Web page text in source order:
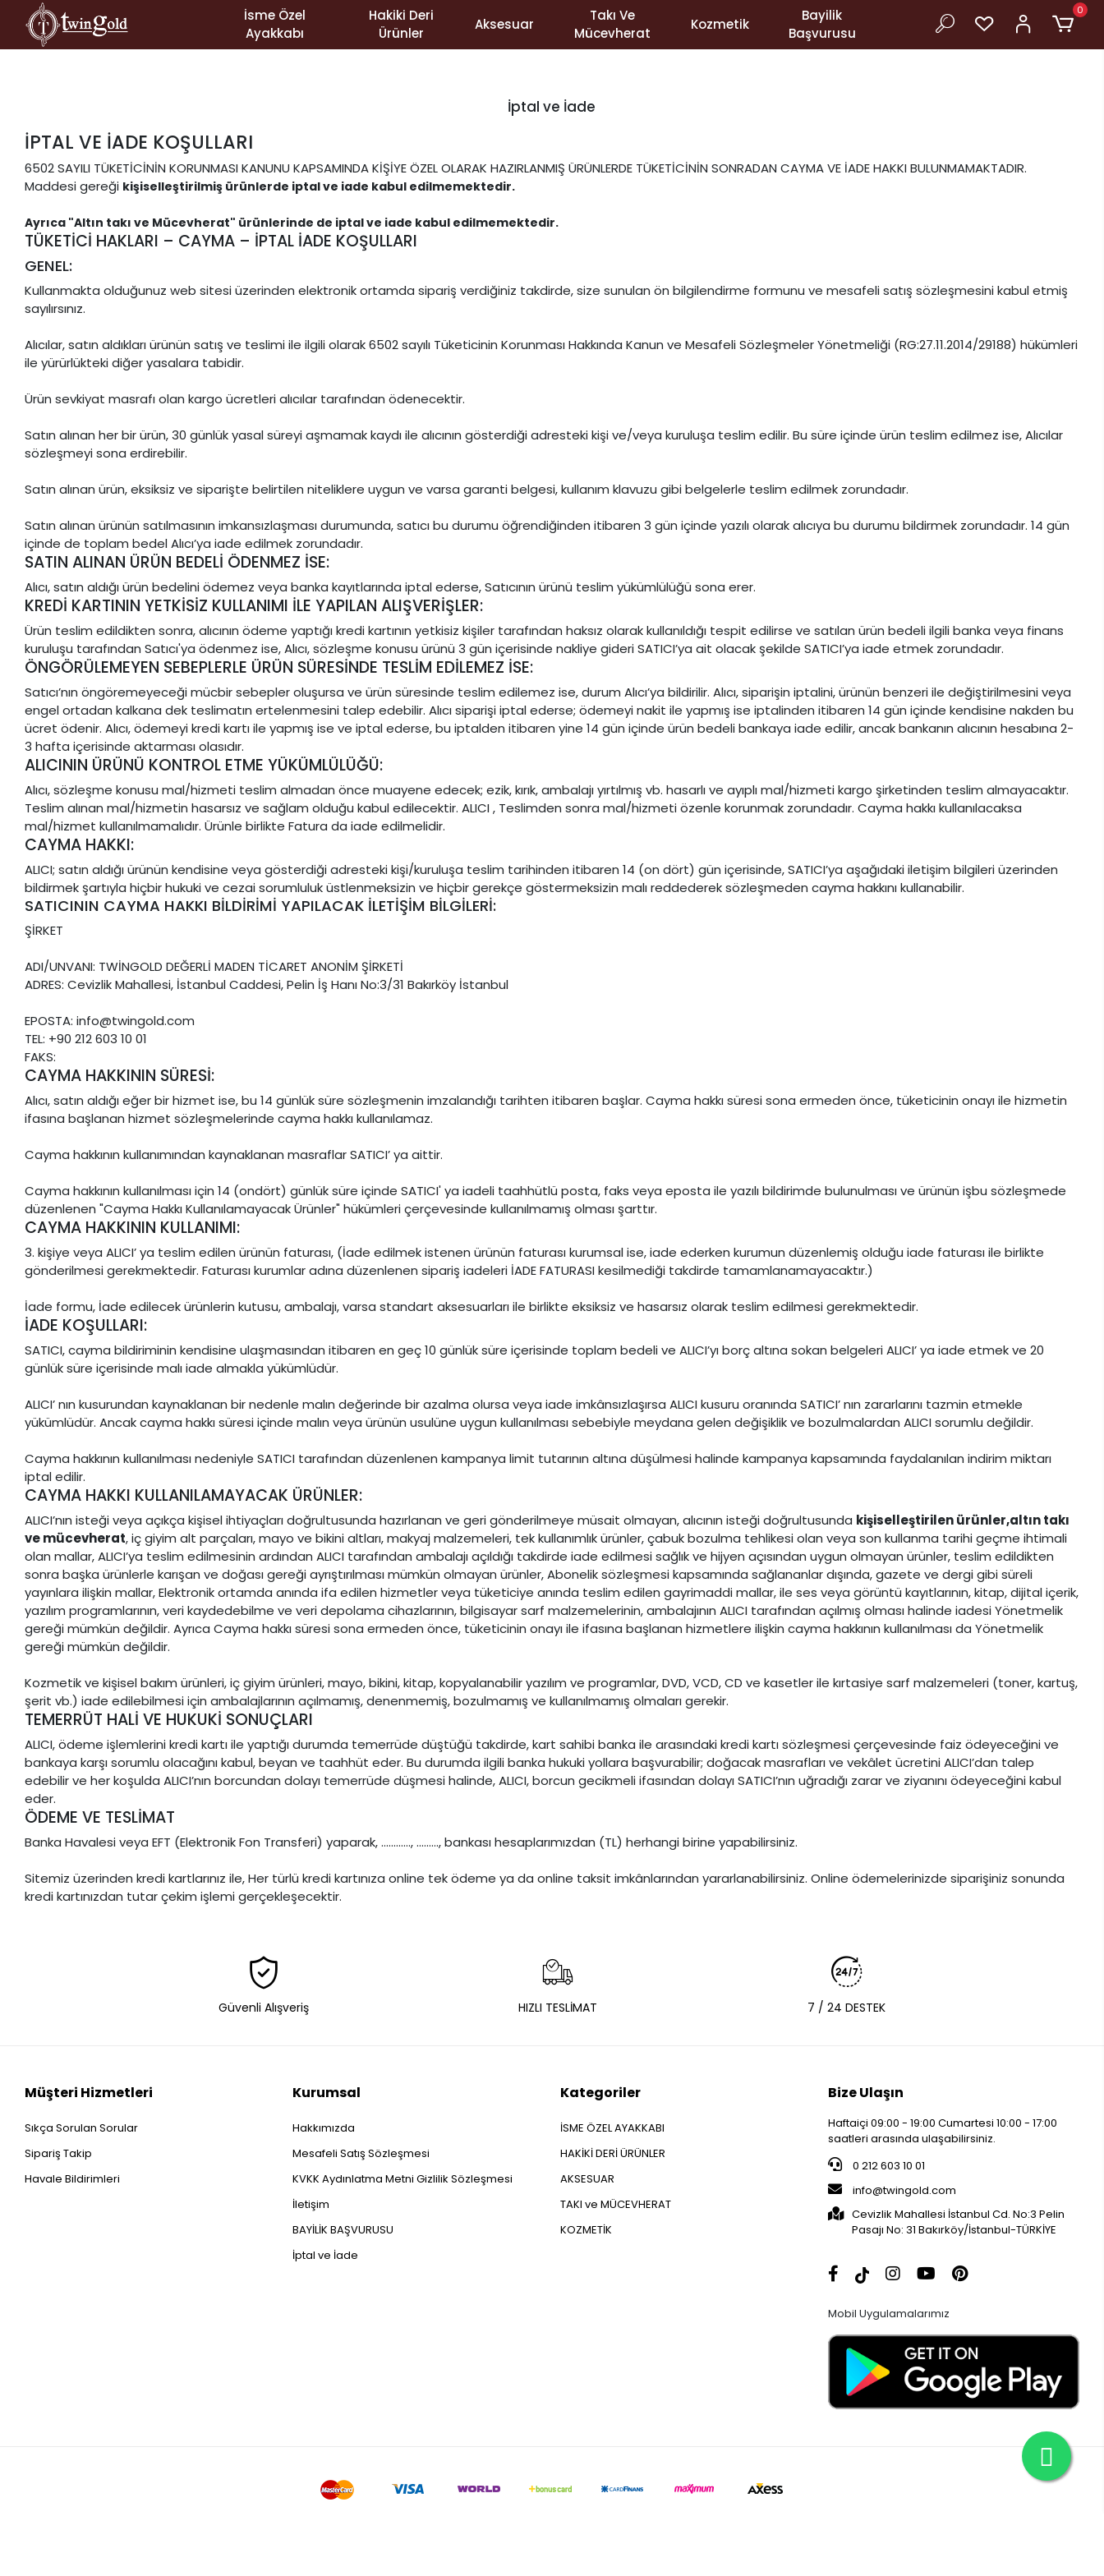
İsme Özel
Ayakkabı
Hakiki Deri
Ürünler
Aksesuar
Takı Ve
Mücevherat
Kozmetik
Bayilik
Başvurusu
0
İptal ve İade
İPTAL VE İADE KOŞULLARI
6502 SAYILI TÜKETİCİNİN KORUNMASI KANUNU KAPSAMINDA KİŞİYE ÖZEL OLARAK HAZIRLANMIŞ ÜRÜNLERDE TÜKETİCİNİN SONRADAN CAYMA VE İADE HAKKI BULUNMAMAKTADIR.
Maddesi gereği kişiselleştirilmiş ürünlerde iptal ve iade kabul edilmemektedir.
Ayrıca "Altın takı ve Mücevherat" ürünlerinde de iptal ve iade kabul edilmemektedir.
TÜKETİCİ HAKLARI – CAYMA – İPTAL İADE KOŞULLARI
GENEL:
Kullanmakta olduğunuz web sitesi üzerinden elektronik ortamda sipariş verdiğiniz takdirde, size sunulan ön bilgilendirme formunu ve mesafeli satış sözleşmesini kabul etmiş
sayılırsınız.
Alıcılar, satın aldıkları ürünün satış ve teslimi ile ilgili olarak 6502 sayılı Tüketicinin Korunması Hakkında Kanun ve Mesafeli Sözleşmeler Yönetmeliği (RG:27.11.2014/29188) hükümleri
ile yürürlükteki diğer yasalara tabidir.
Ürün sevkiyat masrafı olan kargo ücretleri alıcılar tarafından ödenecektir.
Satın alınan her bir ürün, 30 günlük yasal süreyi aşmamak kaydı ile alıcının gösterdiği adresteki kişi ve/veya kuruluşa teslim edilir. Bu süre içinde ürün teslim edilmez ise, Alıcılar
sözleşmeyi sona erdirebilir.
Satın alınan ürün, eksiksiz ve siparişte belirtilen niteliklere uygun ve varsa garanti belgesi, kullanım klavuzu gibi belgelerle teslim edilmek zorundadır.
Satın alınan ürünün satılmasının imkansızlaşması durumunda, satıcı bu durumu öğrendiğinden itibaren 3 gün içinde yazılı olarak alıcıya bu durumu bildirmek zorundadır. 14 gün
içinde de toplam bedel Alıcı’ya iade edilmek zorundadır.
SATIN ALINAN ÜRÜN BEDELİ ÖDENMEZ İSE:
Alıcı, satın aldığı ürün bedelini ödemez veya banka kayıtlarında iptal ederse, Satıcının ürünü teslim yükümlülüğü sona erer.
KREDİ KARTININ YETKİSİZ KULLANIMI İLE YAPILAN ALIŞVERİŞLER:
Ürün teslim edildikten sonra, alıcının ödeme yaptığı kredi kartının yetkisiz kişiler tarafından haksız olarak kullanıldığı tespit edilirse ve satılan ürün bedeli ilgili banka veya finans
kuruluşu tarafından Satıcı'ya ödenmez ise, Alıcı, sözleşme konusu ürünü 3 gün içerisinde nakliye gideri SATICI’ya ait olacak şekilde SATICI’ya iade etmek zorundadır.
ÖNGÖRÜLEMEYEN SEBEPLERLE ÜRÜN SÜRESİNDE TESLİM EDİLEMEZ İSE:
Satıcı’nın öngöremeyeceği mücbir sebepler oluşursa ve ürün süresinde teslim edilemez ise, durum Alıcı’ya bildirilir. Alıcı, siparişin iptalini, ürünün benzeri ile değiştirilmesini veya
engel ortadan kalkana dek teslimatın ertelenmesini talep edebilir. Alıcı siparişi iptal ederse; ödemeyi nakit ile yapmış ise iptalinden itibaren 14 gün içinde kendisine nakden bu
ücret ödenir. Alıcı, ödemeyi kredi kartı ile yapmış ise ve iptal ederse, bu iptalden itibaren yine 14 gün içinde ürün bedeli bankaya iade edilir, ancak bankanın alıcının hesabına 2-
3 hafta içerisinde aktarması olasıdır.
ALICININ ÜRÜNÜ KONTROL ETME YÜKÜMLÜLÜĞÜ:
Alıcı, sözleşme konusu mal/hizmeti teslim almadan önce muayene edecek; ezik, kırık, ambalajı yırtılmış vb. hasarlı ve ayıplı mal/hizmeti kargo şirketinden teslim almayacaktır.
Teslim alınan mal/hizmetin hasarsız ve sağlam olduğu kabul edilecektir. ALICI , Teslimden sonra mal/hizmeti özenle korunmak zorundadır. Cayma hakkı kullanılacaksa
mal/hizmet kullanılmamalıdır. Ürünle birlikte Fatura da iade edilmelidir.
CAYMA HAKKI:
ALICI; satın aldığı ürünün kendisine veya gösterdiği adresteki kişi/kuruluşa teslim tarihinden itibaren 14 (on dört) gün içerisinde, SATICI’ya aşağıdaki iletişim bilgileri üzerinden
bildirmek şartıyla hiçbir hukuki ve cezai sorumluluk üstlenmeksizin ve hiçbir gerekçe göstermeksizin malı reddederek sözleşmeden cayma hakkını kullanabilir.
SATICININ CAYMA HAKKI BİLDİRİMİ YAPILACAK İLETİŞİM BİLGİLERİ:
ŞİRKET
ADI/UNVANI: TWİNGOLD DEĞERLİ MADEN TİCARET ANONİM ŞİRKETİ
ADRES: Cevizlik Mahallesi, İstanbul Caddesi, Pelin İş Hanı No:3/31 Bakırköy İstanbul
EPOSTA: info@twingold.com
TEL: +90 212 603 10 01
FAKS:
CAYMA HAKKININ SÜRESİ:
Alıcı, satın aldığı eğer bir hizmet ise, bu 14 günlük süre sözleşmenin imzalandığı tarihten itibaren başlar. Cayma hakkı süresi sona ermeden önce, tüketicinin onayı ile hizmetin
ifasına başlanan hizmet sözleşmelerinde cayma hakkı kullanılamaz.
Cayma hakkının kullanımından kaynaklanan masraflar SATICI’ ya aittir.
Cayma hakkının kullanılması için 14 (ondört) günlük süre içinde SATICI' ya iadeli taahhütlü posta, faks veya eposta ile yazılı bildirimde bulunulması ve ürünün işbu sözleşmede
düzenlenen "Cayma Hakkı Kullanılamayacak Ürünler" hükümleri çerçevesinde kullanılmamış olması şarttır.
CAYMA HAKKININ KULLANIMI:
3. kişiye veya ALICI’ ya teslim edilen ürünün faturası, (İade edilmek istenen ürünün faturası kurumsal ise, iade ederken kurumun düzenlemiş olduğu iade faturası ile birlikte
gönderilmesi gerekmektedir. Faturası kurumlar adına düzenlenen sipariş iadeleri İADE FATURASI kesilmediği takdirde tamamlanamayacaktır.)
İade formu, İade edilecek ürünlerin kutusu, ambalajı, varsa standart aksesuarları ile birlikte eksiksiz ve hasarsız olarak teslim edilmesi gerekmektedir.
İADE KOŞULLARI:
SATICI, cayma bildiriminin kendisine ulaşmasından itibaren en geç 10 günlük süre içerisinde toplam bedeli ve ALICI’yı borç altına sokan belgeleri ALICI’ ya iade etmek ve 20
günlük süre içerisinde malı iade almakla yükümlüdür.
ALICI’ nın kusurundan kaynaklanan bir nedenle malın değerinde bir azalma olursa veya iade imkânsızlaşırsa ALICI kusuru oranında SATICI’ nın zararlarını tazmin etmekle
yükümlüdür. Ancak cayma hakkı süresi içinde malın veya ürünün usulüne uygun kullanılması sebebiyle meydana gelen değişiklik ve bozulmalardan ALICI sorumlu değildir.
Cayma hakkının kullanılması nedeniyle SATICI tarafından düzenlenen kampanya limit tutarının altına düşülmesi halinde kampanya kapsamında faydalanılan indirim miktarı
iptal edilir.
CAYMA HAKKI KULLANILAMAYACAK ÜRÜNLER:
ALICI’nın isteği veya açıkça kişisel ihtiyaçları doğrultusunda hazırlanan ve geri gönderilmeye müsait olmayan, alıcının isteği doğrultusunda kişiselleştirilen ürünler,altın takı
ve mücevherat, iç giyim alt parçaları, mayo ve bikini altları, makyaj malzemeleri, tek kullanımlık ürünler, çabuk bozulma tehlikesi olan veya son kullanma tarihi geçme ihtimali
olan mallar, ALICI’ya teslim edilmesinin ardından ALICI tarafından ambalajı açıldığı takdirde iade edilmesi sağlık ve hijyen açısından uygun olmayan ürünler, teslim edildikten
sonra başka ürünlerle karışan ve doğası gereği ayrıştırılması mümkün olmayan ürünler, Abonelik sözleşmesi kapsamında sağlananlar dışında, gazete ve dergi gibi süreli
yayınlara ilişkin mallar, Elektronik ortamda anında ifa edilen hizmetler veya tüketiciye anında teslim edilen gayrimaddi mallar, ile ses veya görüntü kayıtlarının, kitap, dijital içerik,
yazılım programlarının, veri kaydedebilme ve veri depolama cihazlarının, bilgisayar sarf malzemelerinin, ambalajının ALICI tarafından açılmış olması halinde iadesi Yönetmelik
gereği mümkün değildir. Ayrıca Cayma hakkı süresi sona ermeden önce, tüketicinin onayı ile ifasına başlanan hizmetlere ilişkin cayma hakkının kullanılması da Yönetmelik
gereği mümkün değildir.
Kozmetik ve kişisel bakım ürünleri, iç giyim ürünleri, mayo, bikini, kitap, kopyalanabilir yazılım ve programlar, DVD, VCD, CD ve kasetler ile kırtasiye sarf malzemeleri (toner, kartuş,
şerit vb.) iade edilebilmesi için ambalajlarının açılmamış, denenmemiş, bozulmamış ve kullanılmamış olmaları gerekir.
TEMERRÜT HALİ VE HUKUKİ SONUÇLARI
ALICI, ödeme işlemlerini kredi kartı ile yaptığı durumda temerrüde düştüğü takdirde, kart sahibi banka ile arasındaki kredi kartı sözleşmesi çerçevesinde faiz ödeyeceğini ve
bankaya karşı sorumlu olacağını kabul, beyan ve taahhüt eder. Bu durumda ilgili banka hukuki yollara başvurabilir; doğacak masrafları ve vekâlet ücretini ALICI’dan talep
edebilir ve her koşulda ALICI’nın borcundan dolayı temerrüde düşmesi halinde, ALICI, borcun gecikmeli ifasından dolayı SATICI’nın uğradığı zarar ve ziyanını ödeyeceğini kabul
eder.
ÖDEME VE TESLİMAT
Banka Havalesi veya EFT (Elektronik Fon Transferi) yaparak, ............, ........., bankası hesaplarımızdan (TL) herhangi birine yapabilirsiniz.
Sitemiz üzerinden kredi kartlarınız ile, Her türlü kredi kartınıza online tek ödeme ya da online taksit imkânlarından yararlanabilirsiniz. Online ödemelerinizde siparişiniz sonunda
kredi kartınızdan tutar çekim işlemi gerçekleşecektir.
Güvenli Alışveriş HIZLI TESLİMAT 7 / 24 DESTEK
Müşteri Hizmetleri
Sıkça Sorulan Sorular
Sipariş Takip
Havale Bildirimleri
Kurumsal
Hakkımızda
Mesafeli Satış Sözleşmesi
KVKK Aydınlatma Metni Gizlilik Sözleşmesi
İletişim
BAYİLİK BAŞVURUSU
İptal ve İade
Kategoriler
İSME ÖZEL AYAKKABI
HAKİKİ DERİ ÜRÜNLER
AKSESUAR
TAKI ve MÜCEVHERAT
KOZMETİK
Bize Ulaşın
Haftaiçi 09:00 - 19:00 Cumartesi 10:00 - 17:00
saatleri arasında ulaşabilirsiniz.
0 212 603 10 01
info@twingold.com
Cevizlik Mahallesi İstanbul Cd. No:3 Pelin
Pasajı No: 31 Bakırköy/İstanbul-TÜRKİYE
Mobil Uygulamalarımız